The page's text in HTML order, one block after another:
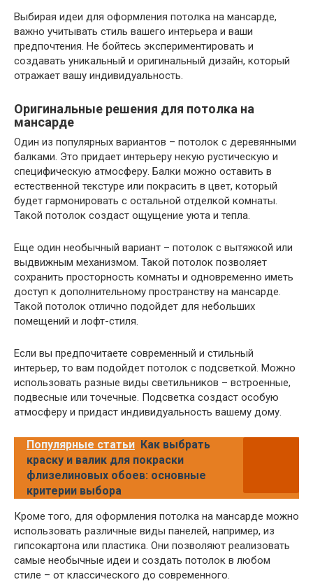
Выбирая идеи для оформления потолка на мансарде,
важно учитывать стиль вашего интерьера и ваши
предпочтения. Не бойтесь экспериментировать и
создавать уникальный и оригинальный дизайн, который
отражает вашу индивидуальность.
Оригинальные решения для потолка на
мансарде
Один из популярных вариантов – потолок с деревянными
балками. Это придает интерьеру некую рустическую и
специфическую атмосферу. Балки можно оставить в
естественной текстуре или покрасить в цвет, который
будет гармонировать с остальной отделкой комнаты.
Такой потолок создаст ощущение уюта и тепла.
Еще один необычный вариант – потолок с вытяжкой или
выдвижным механизмом. Такой потолок позволяет
сохранить просторность комнаты и одновременно иметь
доступ к дополнительному пространству на мансарде.
Такой потолок отлично подойдет для небольших
помещений и лофт-стиля.
Если вы предпочитаете современный и стильный
интерьер, то вам подойдет потолок с подсветкой. Можно
использовать разные виды светильников – встроенные,
подвесные или точечные. Подсветка создаст особую
атмосферу и придаст индивидуальность вашему дому.
Популярные статьи Как выбрать
краску и валик для покраски
флизелиновых обоев: основные
критерии выбора
Кроме того, для оформления потолка на мансарде можно
использовать различные виды панелей, например, из
гипсокартона или пластика. Они позволяют реализовать
самые необычные идеи и создать потолок в любом
стиле – от классического до современного.